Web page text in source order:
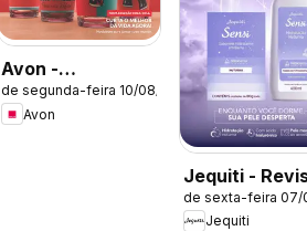
Avon -
Campanha 13:
Casa & Estilo
de segunda-feira 10/08/2026
Avon
Jequiti -
11/2026
de sexta-feira 07/
Jequiti